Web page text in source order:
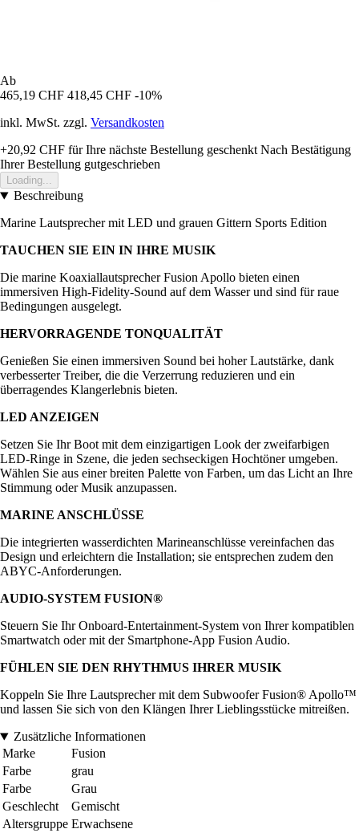
Ab
465,19 CHF 418,45 CHF -10%
inkl. MwSt. zzgl. Versandkosten
+20,92 CHF für Ihre nächste Bestellung geschenkt Nach Bestätigung
Ihrer Bestellung gutgeschrieben
Loading...
Beschreibung
Marine Lautsprecher mit LED und grauen Gittern Sports Edition
TAUCHEN SIE EIN IN IHRE MUSIK
Die marine Koaxiallautsprecher Fusion Apollo bieten einen
immersiven High-Fidelity-Sound auf dem Wasser und sind für raue
Bedingungen ausgelegt.
HERVORRAGENDE TONQUALITÄT
Genießen Sie einen immersiven Sound bei hoher Lautstärke, dank
verbesserter Treiber, die die Verzerrung reduzieren und ein
überragendes Klangerlebnis bieten.
LED ANZEIGEN
Setzen Sie Ihr Boot mit dem einzigartigen Look der zweifarbigen
LED-Ringe in Szene, die jeden sechseckigen Hochtöner umgeben.
Wählen Sie aus einer breiten Palette von Farben, um das Licht an Ihre
Stimmung oder Musik anzupassen.
MARINE ANSCHLÜSSE
Die integrierten wasserdichten Marineanschlüsse vereinfachen das
Design und erleichtern die Installation; sie entsprechen zudem den
ABYC-Anforderungen.
AUDIO-SYSTEM FUSION®
Steuern Sie Ihr Onboard-Entertainment-System von Ihrer kompatiblen
Smartwatch oder mit der Smartphone-App Fusion Audio.
FÜHLEN SIE DEN RHYTHMUS IHRER MUSIK
Koppeln Sie Ihre Lautsprecher mit dem Subwoofer Fusion® Apollo™
und lassen Sie sich von den Klängen Ihrer Lieblingsstücke mitreißen.
Zusätzliche Informationen
Marke
Fusion
Farbe
grau
Farbe
Grau
Geschlecht
Gemischt
Altersgruppe Erwachsene